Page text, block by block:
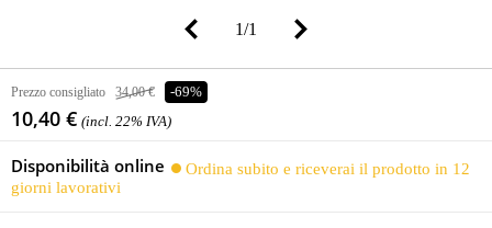
1/1
Prezzo consigliato 34,00 € -69%
10,40 € (incl. 22% IVA)
Disponibilità online
Ordina subito e riceverai il prodotto in 12
giorni lavorativi